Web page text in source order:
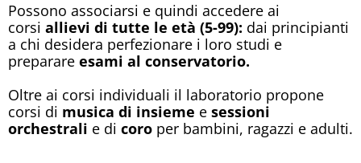
Possono associarsi e quindi accedere ai
corsi allievi di tutte le età (5-99): dai principianti
a chi desidera perfezionare i loro studi e
preparare esami al conservatorio.
Oltre ai corsi individuali il laboratorio propone
corsi di musica di insieme e sessioni
orchestrali e di coro per bambini, ragazzi e adulti.